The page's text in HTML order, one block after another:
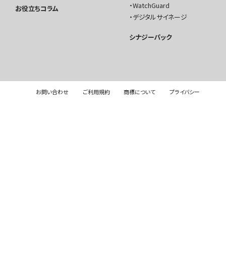
お役立ちコラム
WatchGuard
デジタルサイネージ
シナジーパック
お問い合わせ ご利用規約 商標について プライバシー